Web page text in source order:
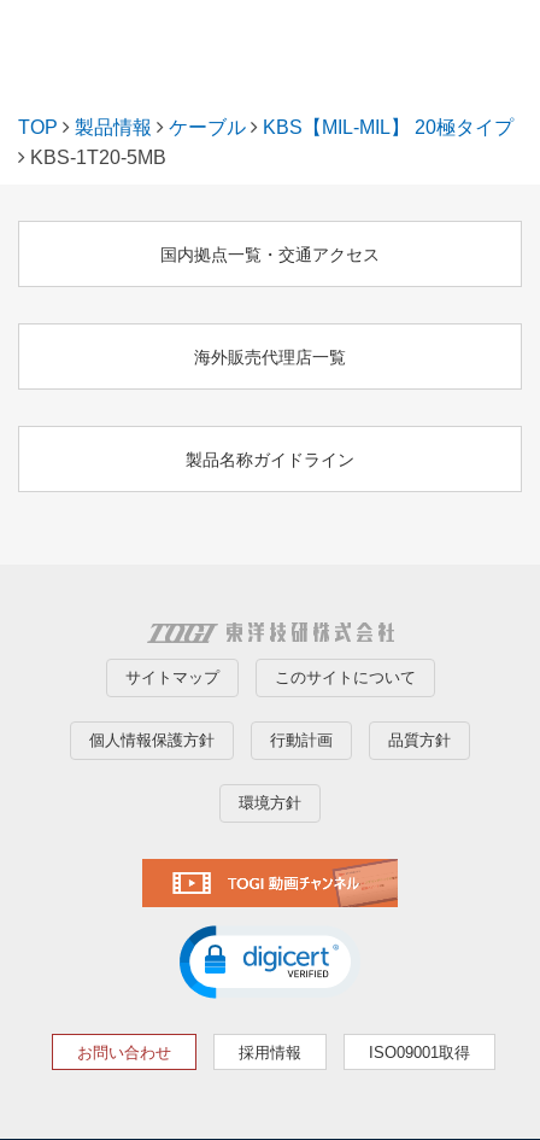
TOP 製品情報 ケーブル
KBS【MIL-MIL】 20極タイプ
KBS-1T20-5MB
国内拠点一覧・交通アクセス
海外販売代理店一覧
製品名称ガイドライン
サイトマップ このサイトについて
個人情報保護方針 行動計画 品質方針
環境方針
お問い合わせ 採用情報 ISO09001取得